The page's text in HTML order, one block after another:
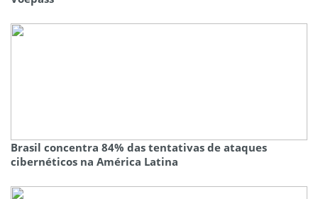
Brasil concentra 84% das tentativas de ataques
cibernéticos na América Latina